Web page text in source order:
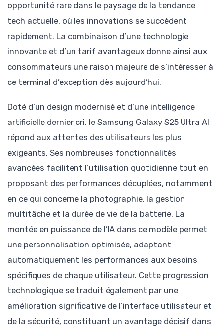
opportunité rare dans le paysage de la tendance
tech actuelle, où les innovations se succèdent
rapidement. La combinaison d’une technologie
innovante et d’un tarif avantageux donne ainsi aux
consommateurs une raison majeure de s’intéresser à
ce terminal d’exception dès aujourd’hui.
Doté d’un design modernisé et d’une intelligence
artificielle dernier cri, le Samsung Galaxy S25 Ultra AI
répond aux attentes des utilisateurs les plus
exigeants. Ses nombreuses fonctionnalités
avancées facilitent l’utilisation quotidienne tout en
proposant des performances décuplées, notamment
en ce qui concerne la photographie, la gestion
multitâche et la durée de vie de la batterie. La
montée en puissance de l’IA dans ce modèle permet
une personnalisation optimisée, adaptant
automatiquement les performances aux besoins
spécifiques de chaque utilisateur. Cette progression
technologique se traduit également par une
amélioration significative de l’interface utilisateur et
de la sécurité, constituant un avantage décisif dans